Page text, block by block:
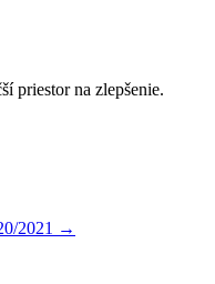
priestor na zlepšenie.
2021 →